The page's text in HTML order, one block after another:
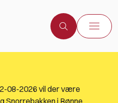
08-2026 vil der være